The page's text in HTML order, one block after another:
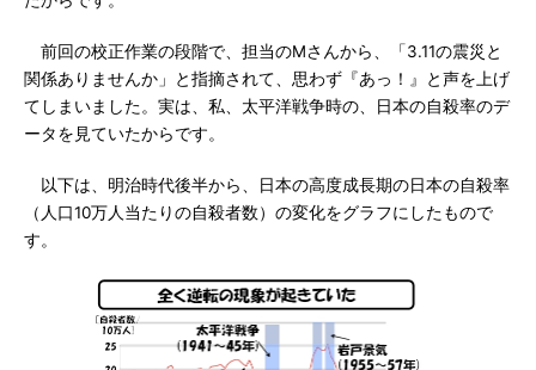
前回の校正作業の段階で、担当のMさんから、「3.11の震災と
関係ありませんか」と指摘されて、思わず『あっ！』と声を上げ
てしまいました。実は、私、太平洋戦争時の、日本の自殺率のデ
ータを見ていたからです。
以下は、明治時代後半から、日本の高度成長期の日本の自殺率
（人口10万人当たりの自殺者数）の変化をグラフにしたもので
す。